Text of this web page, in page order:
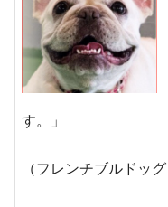
す。」
（フレンチブルドッ